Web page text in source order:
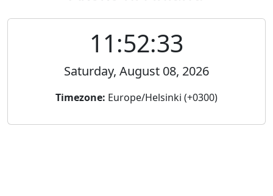
11:52:33
Saturday, August 08, 2026
Timezone: Europe/Helsinki (+0300)